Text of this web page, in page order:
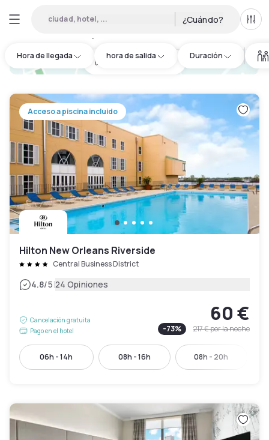
ciudad, hotel, ... ¿Cuándo?
Hora de llegada hora de salida Duración
hotel.cta.view_map
Acceso a piscina incluido
Hilton New Orleans Riverside
Central Business District
4.8/5|24 Opiniones
Cancelación gratuita
Pago en el hotel
60 €
-73% 217 €por la noche
06h - 14h 08h - 16h 08h - 20h